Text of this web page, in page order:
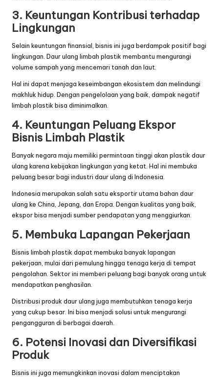
3. Keuntungan Kontribusi terhadap
Lingkungan
Selain keuntungan finansial, bisnis ini juga berdampak positif bagi
lingkungan. Daur ulang limbah plastik membantu mengurangi
volume sampah yang mencemari tanah dan laut.
Hal ini dapat menjaga keseimbangan ekosistem dan melindungi
makhluk hidup. Dengan pengelolaan yang baik, dampak negatif
limbah plastik bisa diminimalkan.
4. Keuntungan Peluang Ekspor
Bisnis Limbah Plastik
Banyak negara maju memiliki permintaan tinggi akan plastik daur
ulang karena kebijakan lingkungan yang ketat. Hal ini membuka
peluang besar bagi industri daur ulang di Indonesia.
Indonesia merupakan salah satu eksportir utama bahan daur
ulang ke China, Jepang, dan Eropa. Dengan kualitas yang baik,
ekspor bisa menjadi sumber pendapatan yang menggiurkan.
5. Membuka Lapangan Pekerjaan
Bisnis limbah plastik dapat membuka banyak lapangan
pekerjaan, mulai dari pemulung hingga tenaga kerja di tempat
pengolahan. Sektor ini memberi peluang bagi banyak orang untuk
mendapatkan penghasilan.
Distribusi produk daur ulang juga membutuhkan tenaga kerja
yang cukup besar. Ini bisa menjadi solusi untuk mengurangi
pengangguran di berbagai daerah.
6. Potensi Inovasi dan Diversifikasi
Produk
Bisnis ini juga memungkinkan inovasi dalam menciptakan